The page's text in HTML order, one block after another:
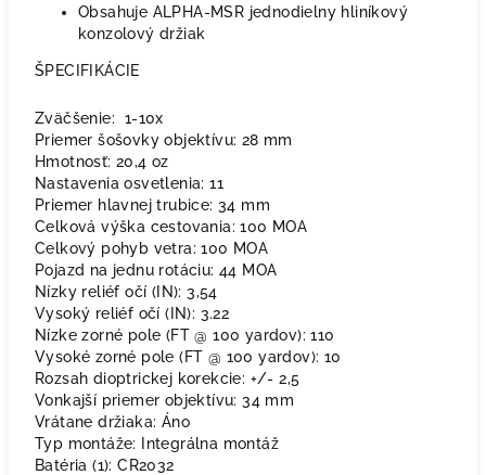
Obsahuje ALPHA-MSR jednodielny hliníkový
konzolový držiak
ŠPECIFIKÁCIE
Zväčšenie: 1-10x
Priemer šošovky objektívu: 28 mm
Hmotnosť: 20,4 oz
Nastavenia osvetlenia: 11
Priemer hlavnej trubice: 34 mm
Celková výška cestovania: 100 MOA
Celkový pohyb vetra: 100 MOA
Pojazd na jednu rotáciu: 44 MOA
Nízky reliéf očí (IN): 3,54
Vysoký reliéf očí (IN): 3.22
Nízke zorné pole (FT @ 100 yardov): 110
Vysoké zorné pole (FT @ 100 yardov): 10
Rozsah dioptrickej korekcie: +/- 2,5
Vonkajší priemer objektívu: 34 mm
Vrátane držiaka: Áno
Typ montáže: Integrálna montáž
Batéria (1): CR2032